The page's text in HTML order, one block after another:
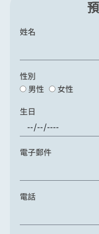
姓名
性別
男性
女性
生日
電子郵件
電話